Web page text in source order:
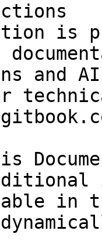
is
and
in